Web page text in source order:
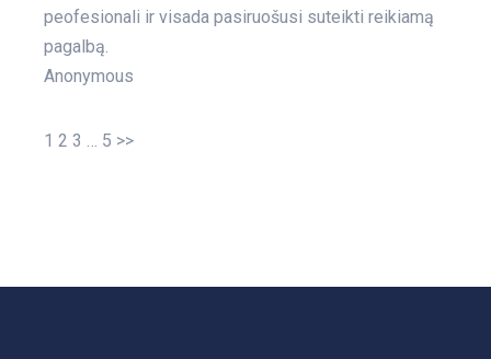
peofesionali ir visada pasiruošusi suteikti reikiamą
pagalbą.
Anonymous
1 2 3 … 5 >>